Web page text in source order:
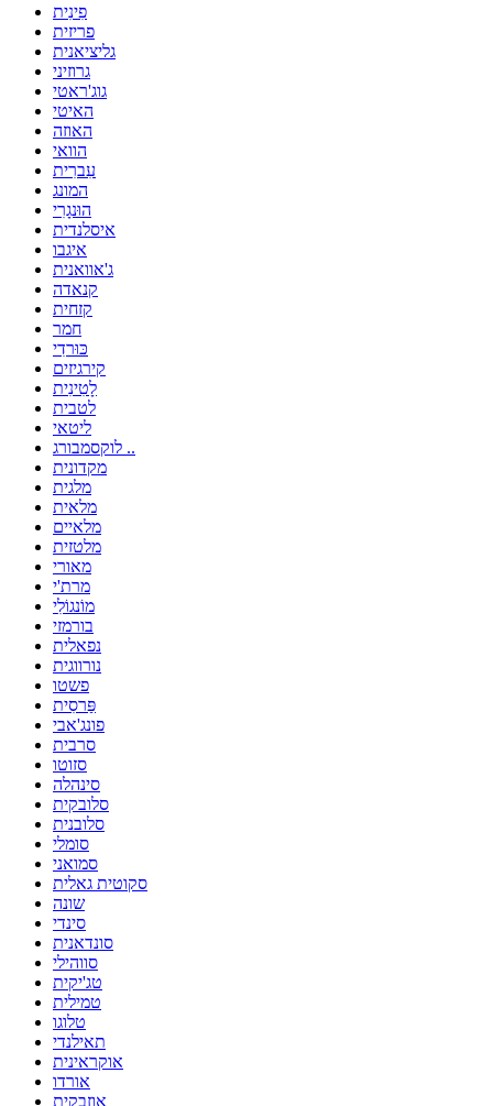
פִינִית
פריזית
גליציאנית
גרוזיני
גוג'ראטי
האיטי
האוזה
הוואי
עִברִית
המונג
הוּנגָרִי
איסלנדית
איגבו
ג'אוואנית
קנאדה
קזחית
חמר
כּוּרדִי
קירגיזים
לָטִינִית
לטבית
ליטאי
לוקסמבורג ..
מקדונית
מלגית
מלאית
מלאיים
מלטזית
מאורי
מרת'י
מוֹנגוֹלִי
בורמזי
נפאלית
נורווגית
פשטו
פַּרסִית
פונג'אבי
סרבית
סזוטו
סינהלה
סלובקית
סלובנית
סומלי
סמואני
סקוטית גאלית
שונה
סינדי
סונדאנית
סווהילי
טג'יקית
טמילית
טלוגו
תאילנדי
אוקראינית
אורדו
אוזבקית